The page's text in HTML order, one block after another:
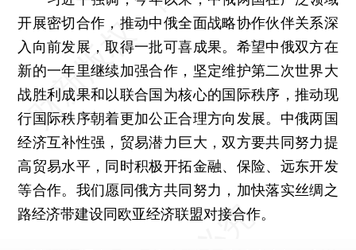
开展密切合作，推动中俄全面战略协作伙伴关系深
入向前发展，取得一批可喜成果。希望中俄双方在
新的一年里继续加强合作，坚定维护第二次世界大
战胜利成果和以联合国为核心的国际秩序，推动现
行国际秩序朝着更加公正合理方向发展。中俄两国
经济互补性强，贸易潜力巨大，双方要共同努力提
高贸易水平，同时积极开拓金融、保险、远东开发
等合作。我们愿同俄方共同努力，加快落实丝绸之
路经济带建设同欧亚经济联盟对接合作。